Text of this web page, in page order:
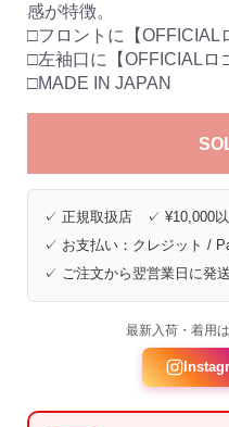
感が特徴。
□フロントに【OFFICIAL
□左袖口に【OFFICIALロ
□MADE IN JAPAN
✓ 正規取扱店 ✓ ¥10,000以
✓ お支払い：クレジット /
✓ ご注文から翌営業日に発送
最新入荷・着用